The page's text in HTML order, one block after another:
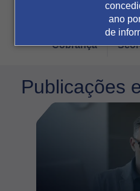
ano
de
Cobrança
Publicações